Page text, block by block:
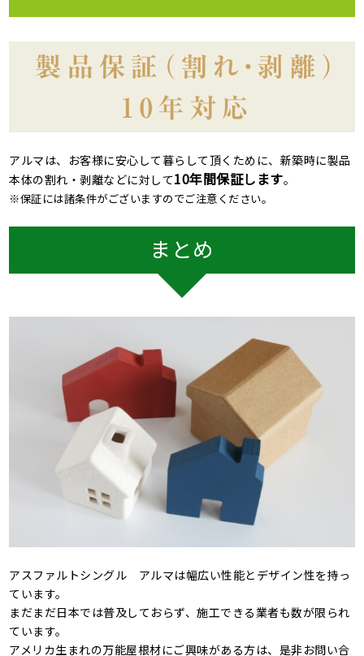
アルマは、お客様に安心して暮らして頂くために、新築時に製品
本体の割れ・剥離などに対して10年間保証します。
※保証には諸条件がございますのでご注意ください。
まとめ
アスファルトシングル アルマは幅広い性能とデザイン性を持っ
ています。
まだまだ日本では普及しておらず、施工できる業者も数が限られ
ています。
アメリカ生まれの万能屋根材にご興味がある方は、是非お問い合